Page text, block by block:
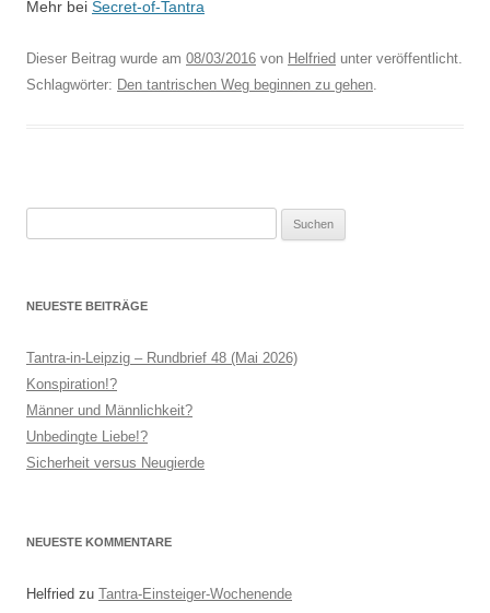
Mehr bei Secret-of-Tantra
Dieser Beitrag wurde am 08/03/2016 von Helfried unter veröffentlicht.
Schlagwörter: Den tantrischen Weg beginnen zu gehen.
NEUESTE BEITRÄGE
Tantra-in-Leipzig – Rundbrief 48 (Mai 2026)
Konspiration!?
Männer und Männlichkeit?
Unbedingte Liebe!?
Sicherheit versus Neugierde
NEUESTE KOMMENTARE
Helfried zu Tantra-Einsteiger-Wochenende